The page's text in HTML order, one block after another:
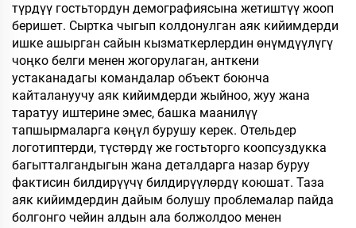
түрдүү гостьтордун демографиясына жетиштүү жооп
беришет. Сыртка чыгып колдонулган аяк кийимдерди
ишке ашырган сайын кызматкерлердин өнүмдүүлүгү
чоңко белги менен жогорулаган, анткени
устаканадагы командалар объект боюнча
кайталануучу аяк кийимдерди жыйноо, жуу жана
таратуу иштерине эмес, башка маанилүү
тапшырмаларга көңүл бурушу керек. Отельдер
логотиптерди, түстөрдү же гостьторго коопсуздукка
багытталгандыгын жана деталдарга назар буруу
фактисин билдирүүчү билдирүүлөрдү коюшат. Таза
аяк кийимдердин дайым болушу проблемалар пайда
болгонго чейин алдын ала болжолдоо менен